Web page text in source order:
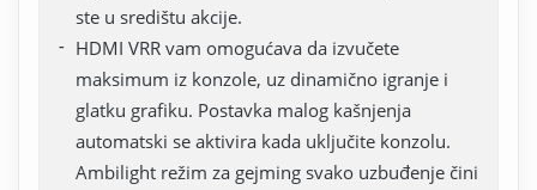
ste u središtu akcije.
HDMI VRR vam omogućava da izvučete
maksimum iz konzole, uz dinamično igranje i
glatku grafiku. Postavka malog kašnjenja
automatski se aktivira kada uključite konzolu.
Ambilight režim za gejming svako uzbuđenje čini